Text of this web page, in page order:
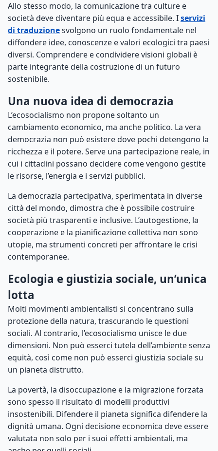
Allo stesso modo, la comunicazione tra culture e
società deve diventare più equa e accessibile. Iservizi
di traduzionesvolgono un ruolo fondamentale nel
diffondere idee, conoscenze e valori ecologici tra paesi
diversi. Comprendere e condividere visioni globali è
parte integrante della costruzione di un futuro
sostenibile.
Una nuova idea di democrazia
L’ecosocialismo non propone soltanto un
cambiamento economico, ma anche politico. La vera
democrazia non può esistere dove pochi detengono la
ricchezza e il potere. Serve una partecipazione reale, in
cui i cittadini possano decidere come vengono gestite
le risorse, l’energia e i servizi pubblici.
La democrazia partecipativa, sperimentata in diverse
città del mondo, dimostra che è possibile costruire
società più trasparenti e inclusive. L’autogestione, la
cooperazione e la pianificazione collettiva non sono
utopie, ma strumenti concreti per affrontare le crisi
contemporanee.
Ecologia e giustizia sociale, un’unica
lotta
Molti movimenti ambientalisti si concentrano sulla
protezione della natura, trascurando le questioni
sociali. Al contrario, l’ecosocialismo unisce le due
dimensioni. Non può esserci tutela dell’ambiente senza
equità, così come non può esserci giustizia sociale su
un pianeta distrutto.
La povertà, la disoccupazione e la migrazione forzata
sono spesso il risultato di modelli produttivi
insostenibili. Difendere il pianeta significa difendere la
dignità umana. Ogni decisione economica deve essere
valutata non solo per i suoi effetti ambientali, ma